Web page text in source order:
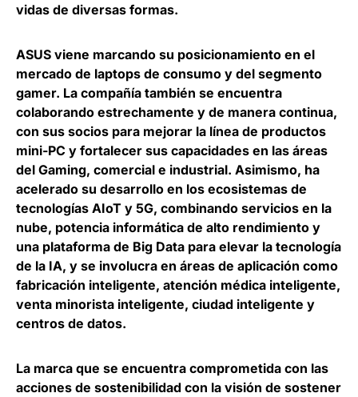
vidas de diversas formas.
ASUS viene marcando su posicionamiento en el
mercado de laptops de consumo y del segmento
gamer. La compañía también se encuentra
colaborando estrechamente y de manera continua,
con sus socios para mejorar la línea de productos
mini-PC y fortalecer sus capacidades en las áreas
del Gaming, comercial e industrial. Asimismo, ha
acelerado su desarrollo en los ecosistemas de
tecnologías AIoT y 5G, combinando servicios en la
nube, potencia informática de alto rendimiento y
una plataforma de Big Data para elevar la tecnología
de la IA, y se involucra en áreas de aplicación como
fabricación inteligente, atención médica inteligente,
venta minorista inteligente, ciudad inteligente y
centros de datos.
La marca que se encuentra comprometida con las
acciones de sostenibilidad con la visión de sostener